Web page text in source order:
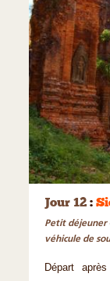
Jour 12 :
Petit déjeuner
véhicule de
Départ